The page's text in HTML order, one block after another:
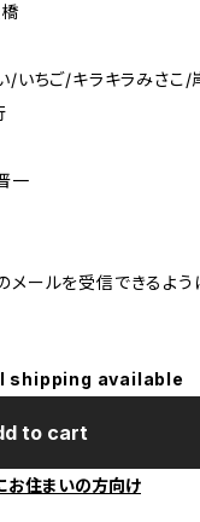
いちご/キラキラみさこ/
一
メールを受信できるよう
shipping available
to cart
お住まいの方向け